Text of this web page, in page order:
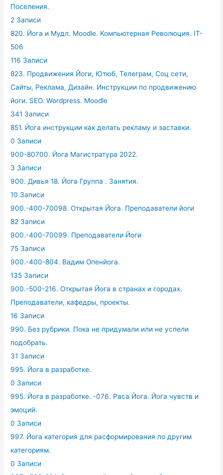
Поселения.
2 Записи
820. Йога и Мудл. Moodle. Компьютерная Революция. IT-
506
116 Записи
823. Продвижения Йоги, Ютюб, Телеграм, Соц сети,
Сайты, Реклама, Дизайн. Инструкции по продвижению
йоги. SEO. Wordpress. Moodle
341 Записи
851. Йога инструкции как делать рекламу и заставки.
0 Записи
900-80700. Йога Магистратура 2022.
3 Записи
900. Дивья 18. Йога Группа . Занятия.
10 Записи
900.-400-70098. Открытая Йога. Преподаватели йоги
82 Записи
900.-400-70099. Преподаватели Йоги
75 Записи
900.-400-804. Вадим Опенйога.
135 Записи
900.-500-216. Открытая Йога в странах и городах.
Преподаватели, кафедры, проекты.
16 Записи
990. Без рубрики. Пока не придумали или не успели
подобрать.
31 Записи
995. Йога в разработке.
0 Записи
995. Йога в разработке. -076. Раса Йога. Йога чувств и
эмоций.
0 Записи
997. Йога категория для расформирования по другим
категориям.
0 Записи